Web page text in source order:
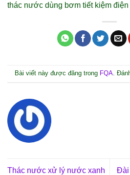
thác nước dùng bơm tiết kiệm
Bài viết này được đăng trong FQA.
Thác nước xử lý nước xanh
Đài